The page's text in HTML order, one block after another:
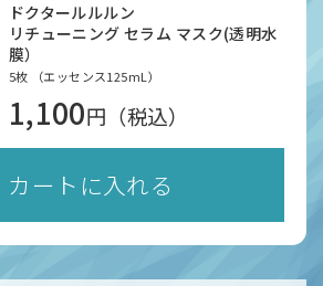
ドクタールルルン
リチューニング セラム マスク(透明水
膜）
5枚 （エッセンス125mL）
1,100円（税込）
カートに入れる